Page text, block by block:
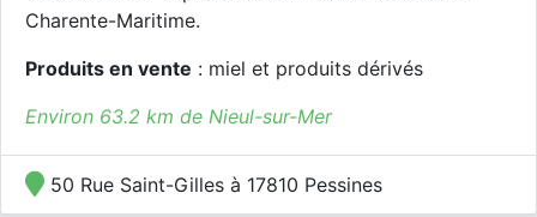
Charente-Maritime.
Produits en vente : miel et produits dérivés
Environ 63.2 km de Nieul-sur-Mer
50 Rue Saint-Gilles à 17810 Pessines